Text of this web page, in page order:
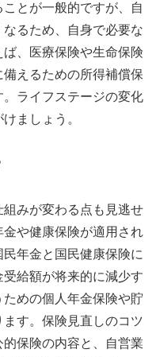
とが一般的ですが、自
るため、自身で必要な
、医療保険や生命保険
えるための所得補償保
ライフステージの変化
ましょう。
みが変わる点も見逃せ
や健康保険が適用され
年金と国民健康保険に
給額が将来的に減少す
めの個人年金保険や貯
す。保険見直しのコツ
保険の内容と、自営業